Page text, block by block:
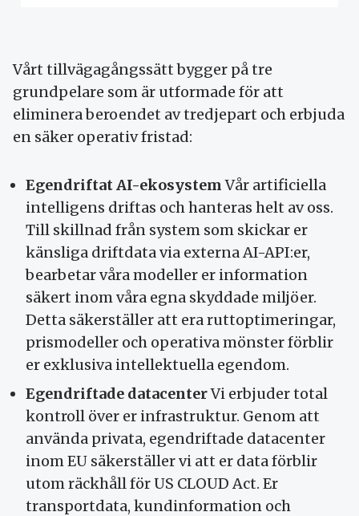
Vårt tillvägagångssätt bygger på tre
grundpelare som är utformade för att
eliminera beroendet av tredjepart och erbjuda
en säker operativ fristad:
Egendriftat AI-ekosystemVår artificiella
intelligens driftas och hanteras helt av oss.
Till skillnad från system som skickar er
känsliga driftdata via externa AI-API:er,
bearbetar våra modeller er information
säkert inom våra egna skyddade miljöer.
Detta säkerställer att era ruttoptimeringar,
prismodeller och operativa mönster förblir
er exklusiva intellektuella egendom.
Egendriftade datacenterVi erbjuder total
kontroll över er infrastruktur. Genom att
använda privata, egendriftade datacenter
inom EU säkerställer vi att er data förblir
utom räckhåll för US CLOUD Act. Er
transportdata, kundinformation och